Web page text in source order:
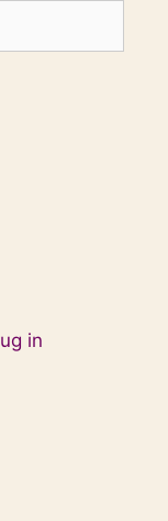
in